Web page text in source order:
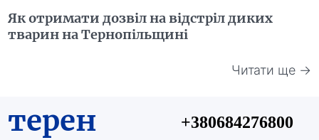
Як отримати дозвіл на відстріл диких
тварин на Тернопільщині
Читати ще →
терен +380684276800